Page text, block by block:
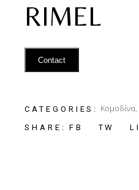
RIMEL
Contact
CATEGORIES: Κομοδίνα,
SHARE: FB TW LI